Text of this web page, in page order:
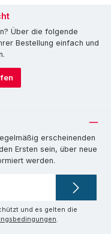
Über die folgende
Bestellung einfach und
erscheinenden
Ersten sein, über neue
werden.
und es gelten die
.